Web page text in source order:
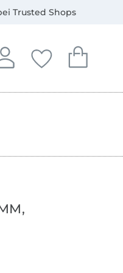
Trusted Shops
Anmelden
deinem Konto
Deine
Du hast keine
Dein
Du hast